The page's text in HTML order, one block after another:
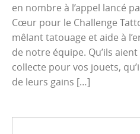
en nombre à l’appel lancé
Cœur pour le Challenge
mêlant tatouage et aide à
de notre équipe. Qu’ils
collecte pour vos jouets,
de leurs gains […]